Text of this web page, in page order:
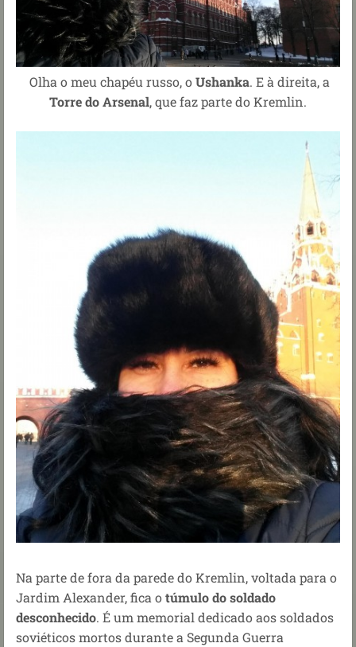
Olha o meu chapéu russo, oUshanka. E à direita, a
Torre do Arsenal, que faz parte do Kremlin.
Na parte de fora da parede do Kremlin, voltada para o
Jardim Alexander, fica otúmulo do soldado
desconhecido. É um memorial dedicado aos soldados
soviéticos mortos durante a Segunda Guerra